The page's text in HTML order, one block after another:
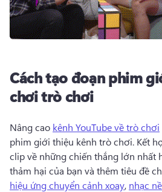
Cách tạo đoạn phim
chơi trò chơi
Nâng cao kênh YouTube về trò chơi
phim giới thiệu kênh trò chơi. Kết
clip về những chiến thắng lớn nhất
thảm hại của bạn và thêm tiêu đề
hiệu ứng chuyển cảnh xoay, nhạc